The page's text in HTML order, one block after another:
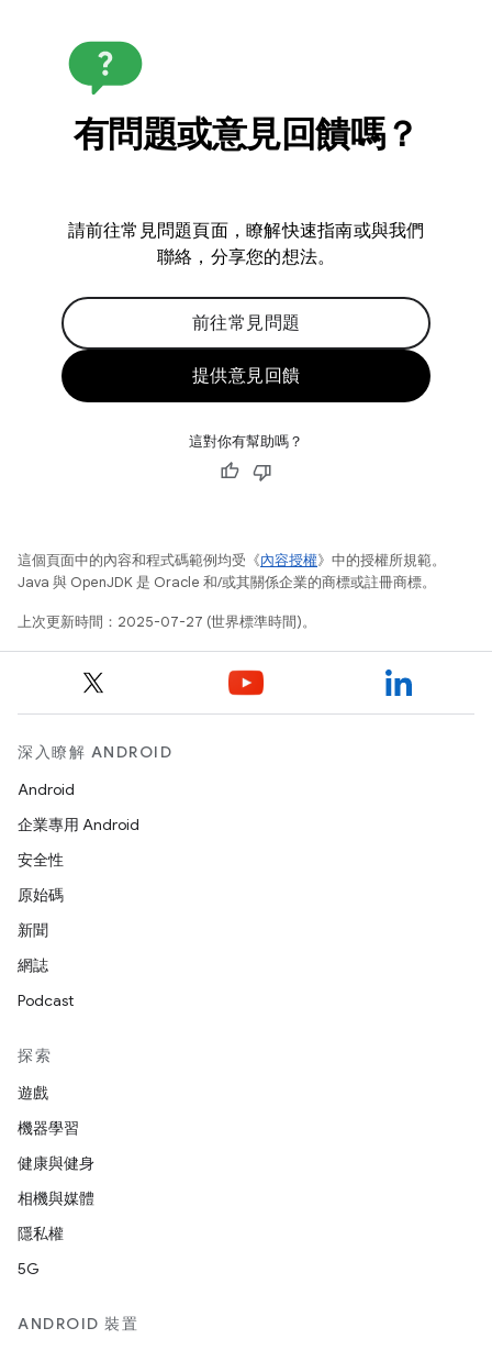
有問題或意見回饋嗎？
請前往常見問題頁面，瞭解快速指南或與我們
聯絡，分享您的想法。
前往常見問題
提供意見回饋
這對你有幫助嗎？
這個頁面中的內容和程式碼範例均受《內容授權》中的授權所規範。
Java 與 OpenJDK 是 Oracle 和/或其關係企業的商標或註冊商標。
上次更新時間：2025-07-27 (世界標準時間)。
深入瞭解 ANDROID
Android
企業專用 Android
安全性
原始碼
新聞
網誌
Podcast
探索
遊戲
機器學習
健康與健身
相機與媒體
隱私權
5G
ANDROID 裝置